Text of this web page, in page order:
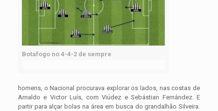
Botafogo no 4-4-2 de sempre
homens, o Nacional procurava explorar os lados, nas costas de
Arnaldo e Victor Luís, com Viúdez e Sebástian Fernández. E
partir para alçar bolas na área em busca do grandalhão Silveira.